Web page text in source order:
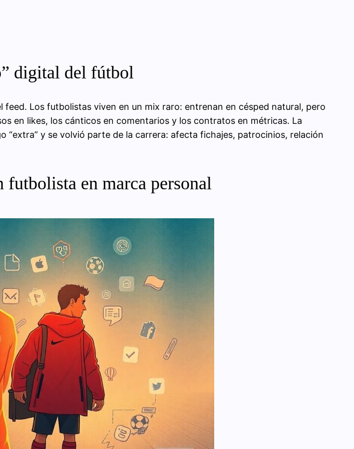
digital del fútbol
Los futbolistas viven en un mix raro: entrenan en césped natural, pero
en likes, los cánticos en comentarios y los contratos en métricas. La
y se volvió parte de la carrera: afecta fichajes, patrocinios, relación
en marca personal